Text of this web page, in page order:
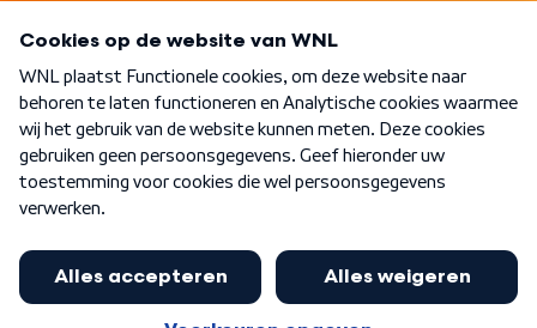
Nieuwsbrief
Word Lid